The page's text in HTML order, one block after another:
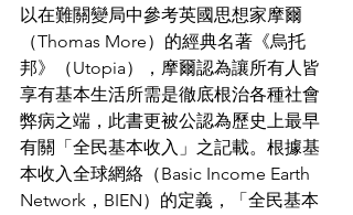
以在難關變局中參考英國思想家摩爾
（Thomas More）的經典名著《烏托
邦》（Utopia），摩爾認為讓所有人皆
享有基本生活所需是徹底根治各種社會
弊病之端，此書更被公認為歷史上最早
有關「全民基本收入」之記載。根據基
本收入全球網絡（Basic Income Earth
Network，BIEN）的定義，「全民基本